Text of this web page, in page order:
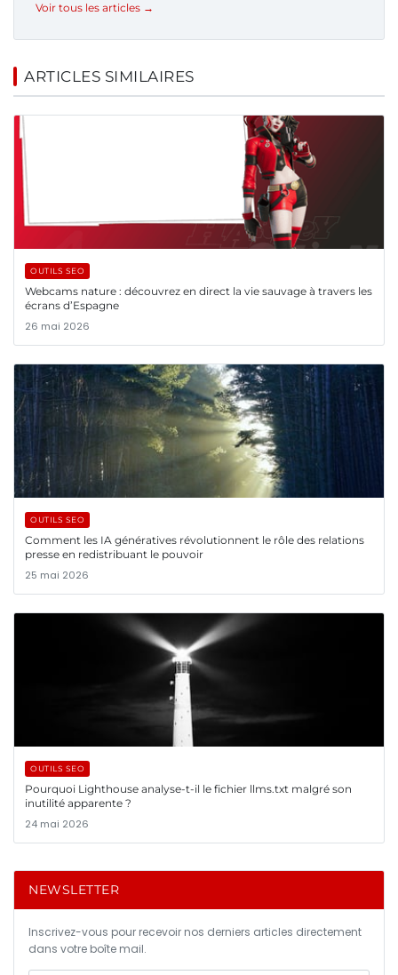
Voir tous les articles →
ARTICLES SIMILAIRES
OUTILS SEO
Webcams nature : découvrez en direct la vie sauvage à travers les
écrans d’Espagne
26 mai 2026
OUTILS SEO
Comment les IA génératives révolutionnent le rôle des relations
presse en redistribuant le pouvoir
25 mai 2026
OUTILS SEO
Pourquoi Lighthouse analyse-t-il le fichier llms.txt malgré son
inutilité apparente ?
24 mai 2026
NEWSLETTER
Inscrivez-vous pour recevoir nos derniers articles directement
dans votre boîte mail.